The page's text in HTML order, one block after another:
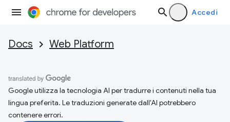
Accedi
Docs Web Platform
Google utilizza la tecnologia AI per tradurre i contenuti nella tua
lingua preferita. Le traduzioni generate dall'AI potrebbero
contenere errori.